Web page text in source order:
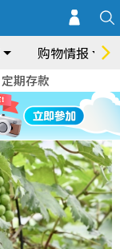
购物情报
定期存款